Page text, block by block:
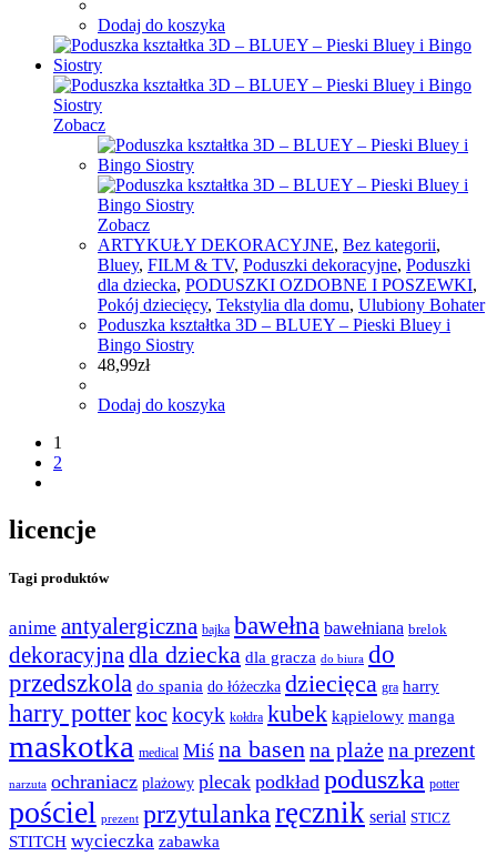
Dodaj do koszyka
Zobacz
Zobacz
ARTYKUŁY DEKORACYJNE, Bez kategorii,
Bluey, FILM & TV, Poduszki dekoracyjne, Poduszki
dla dziecka, PODUSZKI OZDOBNE I POSZEWKI,
Pokój dziecięcy, Tekstylia dla domu, Ulubiony Bohater
Poduszka kształtka 3D – BLUEY – Pieski Bluey i
Bingo Siostry
48,99zł
Dodaj do koszyka
1
2
licencje
Tagi produktów
anime antyalergiczna bajka bawełna bawełniana brelok
dekoracyjna dla dziecka dla gracza do biura do
przedszkola do spania do łóżeczka dziecięca gra harry
harry potterkoc kocyk kołdra kubek kąpielowy manga
maskotka medical Miś na basenna plażena prezent
narzuta ochraniacz plażowy plecak podkład poduszka potter
pościel prezent przytulankaręcznik serial STICZ
STITCH wycieczka zabawka